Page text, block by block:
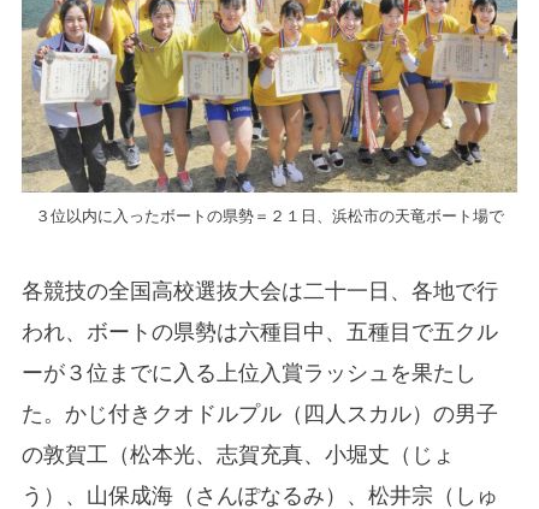
３位以内に入ったボートの県勢＝２１日、浜松市の天竜ボート場で
各競技の全国高校選抜大会は二十一日、各地で行
われ、ボートの県勢は六種目中、五種目で五クル
ーが３位までに入る上位入賞ラッシュを果たし
た。かじ付きクオドルプル（四人スカル）の男子
の敦賀工（松本光、志賀充真、小堀丈（じょ
う）、山保成海（さんぽなるみ）、松井宗（しゅ